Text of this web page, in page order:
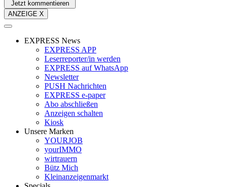
Jetzt kommentieren
ANZEIGE X
EXPRESS News
EXPRESS APP
Leserreporter/in werden
EXPRESS auf WhatsApp
Newsletter
PUSH Nachrichten
EXPRESS e-paper
Abo abschließen
Anzeigen schalten
Kiosk
Unsere Marken
YOURJOB
yourIMMO
wirtrauern
Bütz Mich
Kleinanzeigenmarkt